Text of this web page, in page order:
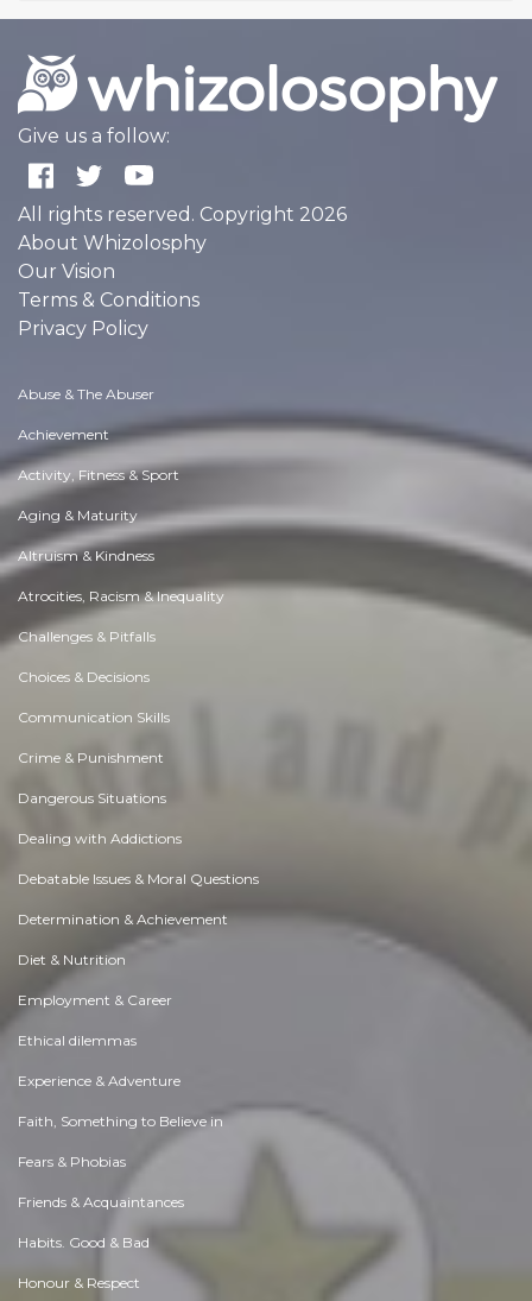
Give us a follow:
All rights reserved. Copyright 2026
About Whizolosphy
Our Vision
Terms & Conditions
Privacy Policy
Abuse & The Abuser
Achievement
Activity, Fitness & Sport
Aging & Maturity
Altruism & Kindness
Atrocities, Racism & Inequality
Challenges & Pitfalls
Choices & Decisions
Communication Skills
Crime & Punishment
Dangerous Situations
Dealing with Addictions
Debatable Issues & Moral Questions
Determination & Achievement
Diet & Nutrition
Employment & Career
Ethical dilemmas
Experience & Adventure
Faith, Something to Believe in
Fears & Phobias
Friends & Acquaintances
Habits. Good & Bad
Honour & Respect